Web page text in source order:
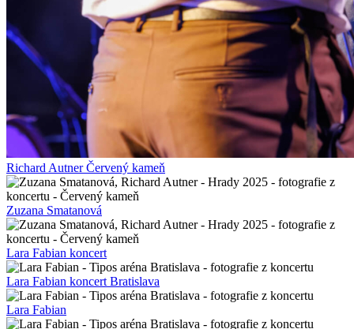
Richard Autner Červený kameň
Zuzana Smatanová
Lara Fabian koncert
Lara Fabian koncert Bratislava
Lara Fabian